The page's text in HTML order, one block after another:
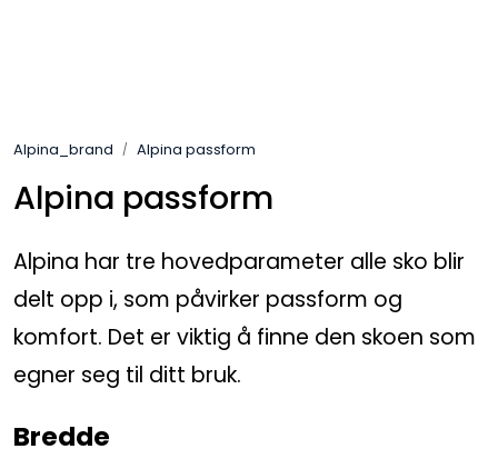
Alpina_brand Alpina passform
Alpina passform
Alpina har tre hovedparameter alle sko blir
delt opp i, som påvirker passform og
komfort. Det er viktig å finne den skoen som
egner seg til ditt bruk.
Bredde
Nyheter/Info
Mediaportalen